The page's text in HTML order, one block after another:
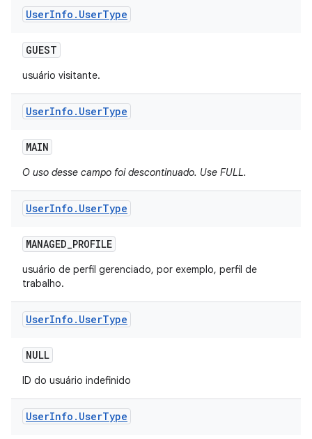
UserInfo . UserType
GUEST
usuário visitante.
UserInfo . UserType
MAIN
O uso desse campo foi descontinuado. Use FULL.
UserInfo . UserType
MANAGED_PROFILE
usuário de perfil gerenciado, por exemplo, perfil de
trabalho.
UserInfo . UserType
NULL
ID do usuário indefinido
UserInfo . UserType